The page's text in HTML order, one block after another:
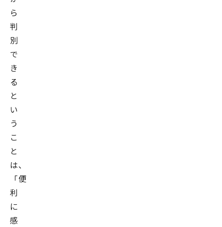
ら
判
別
で
き
る
と
い
う
こ
と
は、
「便
利
に
感